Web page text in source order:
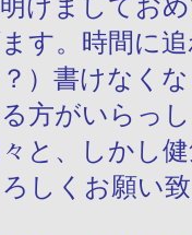
けましてお
ます。時間に
）書けなく
方がいらっ
と、しかし
しくお願い